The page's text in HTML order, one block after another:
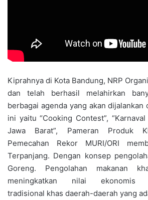
Kiprahnya di Kota Bandung, NRP
dan telah berhasil melahirkan
berbagai agenda yang akan dijalankan
ini yaitu “Cooking Contest”,
Jawa Barat”, Pameran Produk
Pemecahan Rekor MURI/ORI
Terpanjang. Dengan konsep
Goreng. Pengolahan makanan
meningkatkan nilai ekonomis
tradisional khas daerah-daerah yang